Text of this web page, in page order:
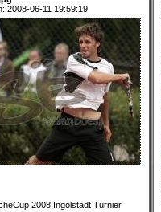
2008-06-11 19:59:19
2008 Ingolstadt Turnier